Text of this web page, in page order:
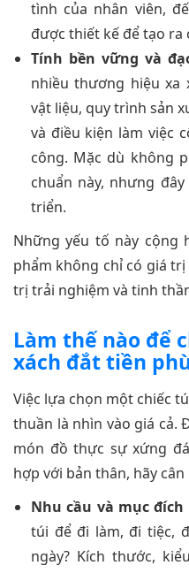
tình của nhân viên,
được thiết kế để tạo ra
Tính bền vững và
nhiều thương hiệu xa
vật liệu, quy trình sản
và điều kiện làm việc
công. Mặc dù không
chuẩn này, nhưng
triển.
Những yếu tố này cộng
phẩm không chỉ có giá
trị trải nghiệm và tinh
Làm thế nào để
xách đắt tiền
Việc lựa chọn một chiếc
thuần là nhìn vào giá cả.
món đồ thực sự xứng
hợp với bản thân, hãy
Nhu cầu và mục
túi để đi làm, đi tiệc,
ngày? Kích thước,